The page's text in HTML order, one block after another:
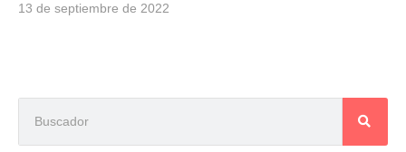
13 de septiembre de 2022